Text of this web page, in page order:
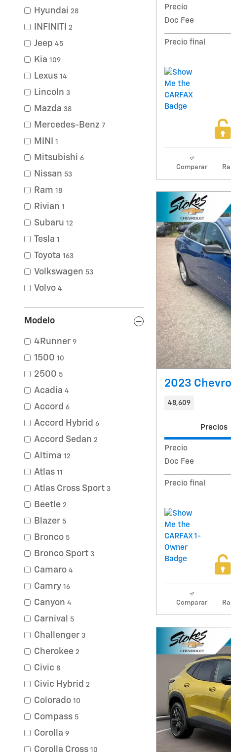
Hyundai 28
INFINITI 2
Jeep 45
Kia 109
Lexus 14
Lincoln 3
Mazda 38
Mercedes-Benz 7
MINI 1
Mitsubishi 6
Nissan 53
Ram 18
Rivian 1
Subaru 12
Tesla 1
Toyota 163
Volkswagen 53
Volvo 4
Modelo
4Runner 9
1500 10
2500 5
Acadia 4
Accord 6
Accord Hybrid 6
Accord Sedan 2
Altima 12
Atlas 11
Atlas Cross Sport 3
Beetle 2
Blazer 5
Bronco 5
Bronco Sport 3
Camaro 4
Camry 16
Canyon 4
Carnival 5
Challenger 3
Cherokee 2
Civic 8
Civic Hybrid 2
Colorado 10
Compass 5
Corolla 9
Corolla Cross 10
Precio
Doc Fee
Precio final
Comparar
2023
48,609
Precios
Precio
Doc Fee
Precio final
Comparar